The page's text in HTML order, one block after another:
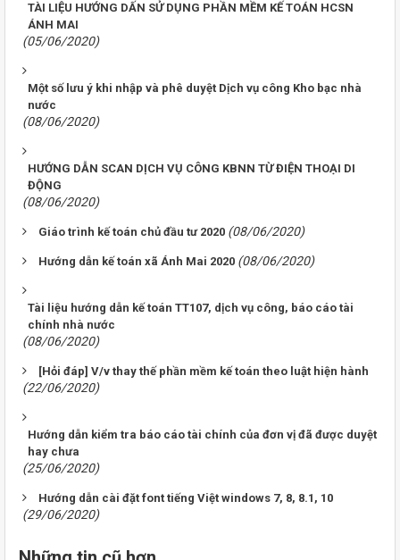
TÀI LIỆU HƯỚNG DẤN SỬ DỤNG PHẦN MỀM KẾ TOÁN HCSN
ÁNH MAI
(05/06/2020)
Một số lưu ý khi nhập và phê duyệt Dịch vụ công Kho bạc nhà
nước
(08/06/2020)
HƯỚNG DẪN SCAN DỊCH VỤ CÔNG KBNN TỪ ĐIỆN THOẠI DI
ĐỘNG
(08/06/2020)
Giáo trình kế toán chủ đầu tư 2020 (08/06/2020)
Hướng dẫn kế toán xã Ánh Mai 2020 (08/06/2020)
Tài liệu hướng dẫn kế toán TT107, dịch vụ công, báo cáo tài
chính nhà nước
(08/06/2020)
[Hỏi đáp] V/v thay thế phần mềm kế toán theo luật hiện hành
(22/06/2020)
Hướng dẫn kiểm tra báo cáo tài chính của đơn vị đã được duyệt
hay chưa
(25/06/2020)
Hướng dẫn cài đặt font tiếng Việt windows 7, 8, 8.1, 10
(29/06/2020)